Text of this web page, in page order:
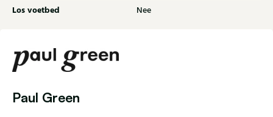
Los voetbed Nee
Paul Green